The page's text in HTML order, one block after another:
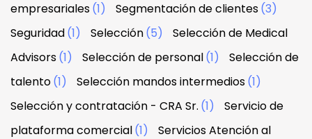
empresariales(1) Segmentación de clientes(3)
Seguridad(1) Selección(5)
Selección de Medical
Advisors(1) Selección de personal(1)
Selección de
talento(1) Selección mandos intermedios(1)
Selección y contratación - CRA Sr. (1)
Servicio de
plataforma comercial(1)
Servicios Atención al